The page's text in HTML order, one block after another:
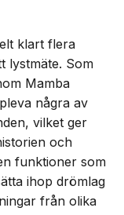
klart flera
lystmäte. Som
Mamba
några av
vilket ger
och
funktioner som
ihop drömlag
från olika